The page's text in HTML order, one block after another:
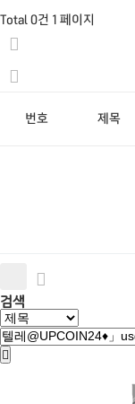
Total 0건 1 페이지
번호 제목
검색